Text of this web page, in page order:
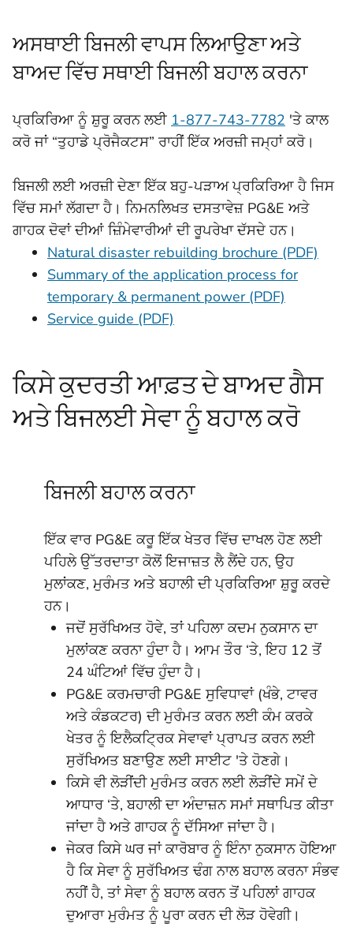
ਅਸਥਾਈ ਬਿਜਲੀ ਵਾਪਸ ਲਿਆਉਣਾ ਅਤੇ
ਬਾਅਦ ਵਿੱਚ ਸਥਾਈ ਬਿਜਲੀ ਬਹਾਲ ਕਰਨਾ
ਪ੍ਰਕਿਰਿਆ ਨੂੰ ਸ਼ੁਰੂ ਕਰਨ ਲਈ 1-877-743-7782 'ਤੇ ਕਾਲ
ਕਰੋ ਜਾਂ “ਤੁਹਾਡੇ ਪ੍ਰੋਜੈਕਟਸ” ਰਾਹੀਂ ਇੱਕ ਅਰਜ਼ੀ ਜਮ੍ਹਾਂ ਕਰੋ।
ਬਿਜਲੀ ਲਈ ਅਰਜ਼ੀ ਦੇਣਾ ਇੱਕ ਬਹੁ-ਪੜਾਅ ਪ੍ਰਕਿਰਿਆ ਹੈ ਜਿਸ
ਵਿੱਚ ਸਮਾਂ ਲੱਗਦਾ ਹੈ। ਨਿਮਨਲਿਖਤ ਦਸਤਾਵੇਜ਼ PG&E ਅਤੇ
ਗਾਹਕ ਦੋਵਾਂ ਦੀਆਂ ਜ਼ਿੰਮੇਵਾਰੀਆਂ ਦੀ ਰੂਪਰੇਖਾ ਦੱਸਦੇ ਹਨ।
Natural disaster rebuilding brochure (PDF)
Summary of the application process for
temporary & permanent power (PDF)
Service guide (PDF)
ਕਿਸੇ ਕੁਦਰਤੀ ਆਫ਼ਤ ਦੇ ਬਾਅਦ ਗੈਸ
ਅਤੇ ਬਿਜਲਈ ਸੇਵਾ ਨੂੰ ਬਹਾਲ ਕਰੋ
ਬਿਜਲੀ ਬਹਾਲ ਕਰਨਾ
ਇੱਕ ਵਾਰ PG&E ਕਰੂ ਇੱਕ ਖੇਤਰ ਵਿੱਚ ਦਾਖਲ ਹੋਣ ਲਈ
ਪਹਿਲੇ ਉੱਤਰਦਾਤਾ ਕੋਲੋਂ ਇਜਾਜ਼ਤ ਲੈ ਲੈਂਦੇ ਹਨ, ਉਹ
ਮੁਲਾਂਕਣ, ਮੁਰੰਮਤ ਅਤੇ ਬਹਾਲੀ ਦੀ ਪ੍ਰਕਿਰਿਆ ਸ਼ੁਰੂ ਕਰਦੇ
ਹਨ।
ਜਦੋਂ ਸੁਰੱਖਿਅਤ ਹੋਵੇ, ਤਾਂ ਪਹਿਲਾ ਕਦਮ ਨੁਕਸਾਨ ਦਾ
ਮੁਲਾਂਕਣ ਕਰਨਾ ਹੁੰਦਾ ਹੈ। ਆਮ ਤੌਰ ‘ਤੇ, ਇਹ 12 ਤੋਂ
24 ਘੰਟਿਆਂ ਵਿੱਚ ਹੁੰਦਾ ਹੈ।
PG&E ਕਰਮਚਾਰੀ PG&E ਸੁਵਿਧਾਵਾਂ (ਖੰਭੇ, ਟਾਵਰ
ਅਤੇ ਕੰਡਕਟਰ) ਦੀ ਮੁਰੰਮਤ ਕਰਨ ਲਈ ਕੰਮ ਕਰਕੇ
ਖੇਤਰ ਨੂੰ ਇਲੈਕਟ੍ਰਿਕ ਸੇਵਾਵਾਂ ਪ੍ਰਾਪਤ ਕਰਨ ਲਈ
ਸੁਰੱਖਿਅਤ ਬਣਾਉਣ ਲਈ ਸਾਈਟ 'ਤੇ ਹੋਣਗੇ।
ਕਿਸੇ ਵੀ ਲੋੜੀਂਦੀ ਮੁਰੰਮਤ ਕਰਨ ਲਈ ਲੋੜੀਂਦੇ ਸਮੇਂ ਦੇ
ਆਧਾਰ ‘ਤੇ, ਬਹਾਲੀ ਦਾ ਅੰਦਾਜ਼ਨ ਸਮਾਂ ਸਥਾਪਿਤ ਕੀਤਾ
ਜਾਂਦਾ ਹੈ ਅਤੇ ਗਾਹਕ ਨੂੰ ਦੱਸਿਆ ਜਾਂਦਾ ਹੈ।
ਜੇਕਰ ਕਿਸੇ ਘਰ ਜਾਂ ਕਾਰੋਬਾਰ ਨੂੰ ਇੰਨਾ ਨੁਕਸਾਨ ਹੋਇਆ
ਹੈ ਕਿ ਸੇਵਾ ਨੂੰ ਸੁਰੱਖਿਅਤ ਢੰਗ ਨਾਲ ਬਹਾਲ ਕਰਨਾ ਸੰਭਵ
ਨਹੀਂ ਹੈ, ਤਾਂ ਸੇਵਾ ਨੂੰ ਬਹਾਲ ਕਰਨ ਤੋਂ ਪਹਿਲਾਂ ਗਾਹਕ
ਦੁਆਰਾ ਮੁਰੰਮਤ ਨੂੰ ਪੂਰਾ ਕਰਨ ਦੀ ਲੋੜ ਹੋਵੇਗੀ।